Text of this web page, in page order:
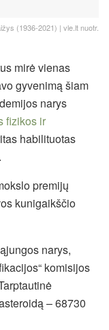
(1936-2021) | vle.lt nuotr.
mirė vienas
gyvenimą šiam
narys
fizikos ir
habilituotas
premijų
kunigaikščio
narys,
komisijos
– 68730